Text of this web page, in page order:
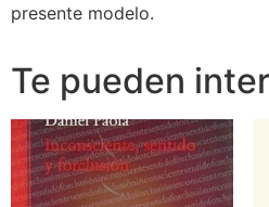
presente modelo.
Te pueden